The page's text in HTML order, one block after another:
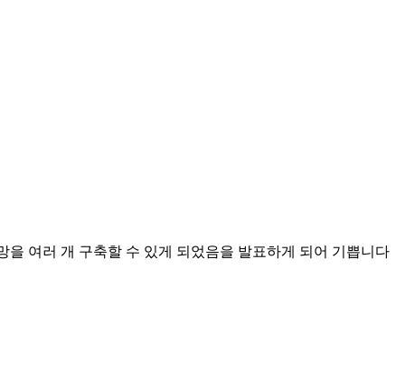
을 여러 개 구축할 수 있게 되었음을 발표하게 되어 기쁩니다